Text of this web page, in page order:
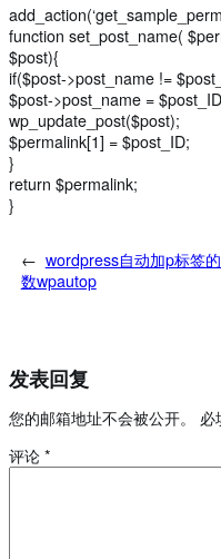
function set_post_name(
$post){
if($post->post_name !=
$post->post_name =
wp_update_post($post);
$permalink[1] = $post_ID;
}
return $permalink;
}
← wordpress自动加p标签
数wpautop
发表回复
您的邮箱地址不会被公开。 必
评论 *